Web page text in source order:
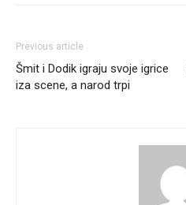
Previous article
Šmit i Dodik igraju svoje igrice
iza scene, a narod trpi